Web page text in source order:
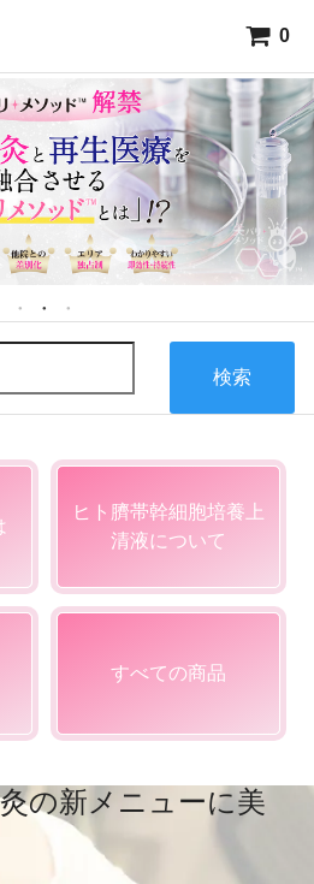
0
検索
ヒト臍帯幹細胞培養上
清液について
すべての商品
の新メニューに美